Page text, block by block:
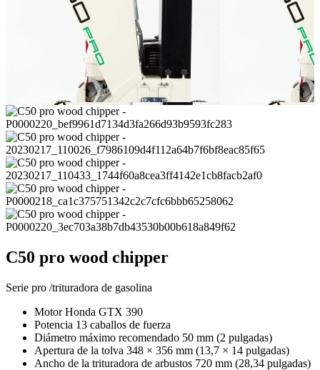
C50 pro wood chipper
Serie pro /trituradora de gasolina
Motor Honda GTX 390
Potencia 13 caballos de fuerza
Diámetro máximo recomendado 50 mm (2 pulgadas)
Apertura de la tolva 348 × 356 mm (13,7 × 14 pulgadas)
Ancho de la trituradora de arbustos 720 mm (28,34 pulgadas)